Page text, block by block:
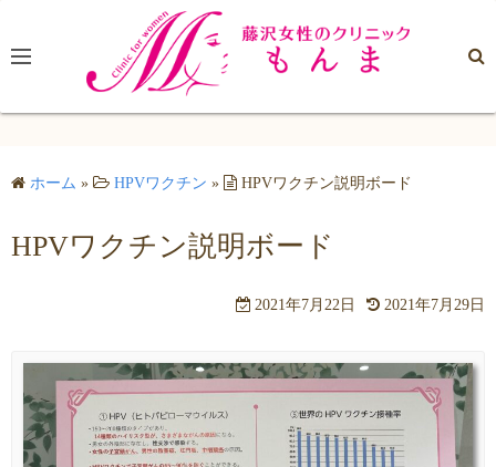
テ
ス
ッ
ホーム » HPVワクチン » HPVワクチン説明ボード
HPVワクチン説明ボード
2021年7月22日 2021年7月29日